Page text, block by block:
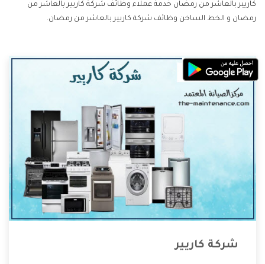
كاريير بالعاشر من رمضان خدمة عملاء وظائف شركة كاريير بالعاشر من
رمضان و الخط الساخن وظائف شركة كاريير بالعاشر من رمضان.
شركة كاريير